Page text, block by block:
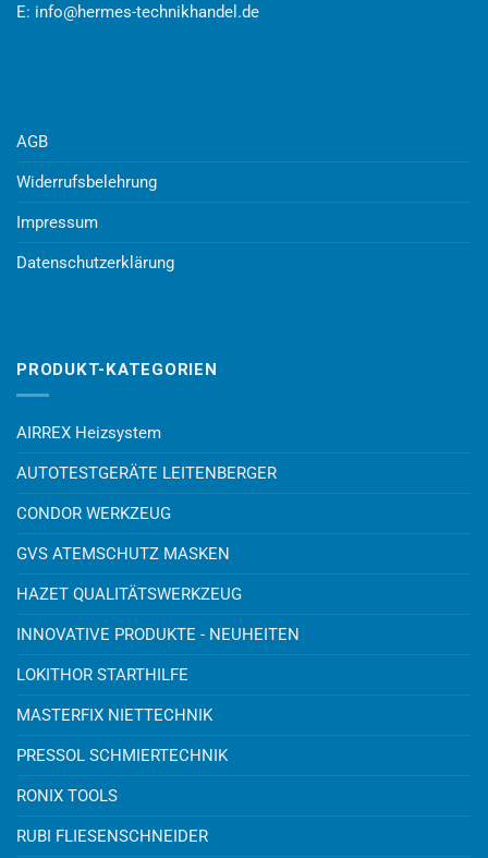
E: info@hermes-technikhandel.de
AGB
Widerrufsbelehrung
Impressum
Datenschutzerklärung
PRODUKT-KATEGORIEN
AIRREX Heizsystem
AUTOTESTGERÄTE LEITENBERGER
CONDOR WERKZEUG
GVS ATEMSCHUTZ MASKEN
HAZET QUALITÄTSWERKZEUG
INNOVATIVE PRODUKTE - NEUHEITEN
LOKITHOR STARTHILFE
MASTERFIX NIETTECHNIK
PRESSOL SCHMIERTECHNIK
RONIX TOOLS
RUBI FLIESENSCHNEIDER